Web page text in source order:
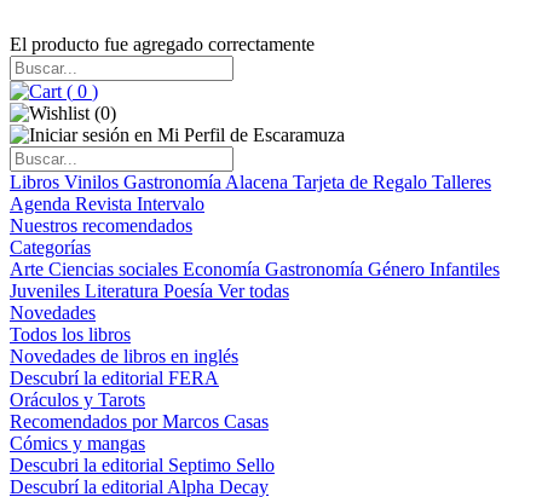
El producto fue agregado correctamente
( 0 )
(0)
Libros Vinilos Gastronomía Alacena Tarjeta de Regalo Talleres
Agenda Revista Intervalo
Nuestros recomendados
Categorías
Arte Ciencias sociales Economía Gastronomía Género Infantiles
Juveniles Literatura Poesía Ver todas
Novedades
Todos los libros
Novedades de libros en inglés
Descubrí la editorial FERA
Oráculos y Tarots
Recomendados por Marcos Casas
Cómics y mangas
Descubri la editorial Septimo Sello
Descubrí la editorial Alpha Decay